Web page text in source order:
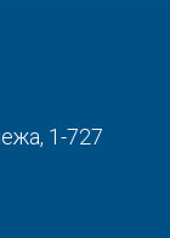
1-727